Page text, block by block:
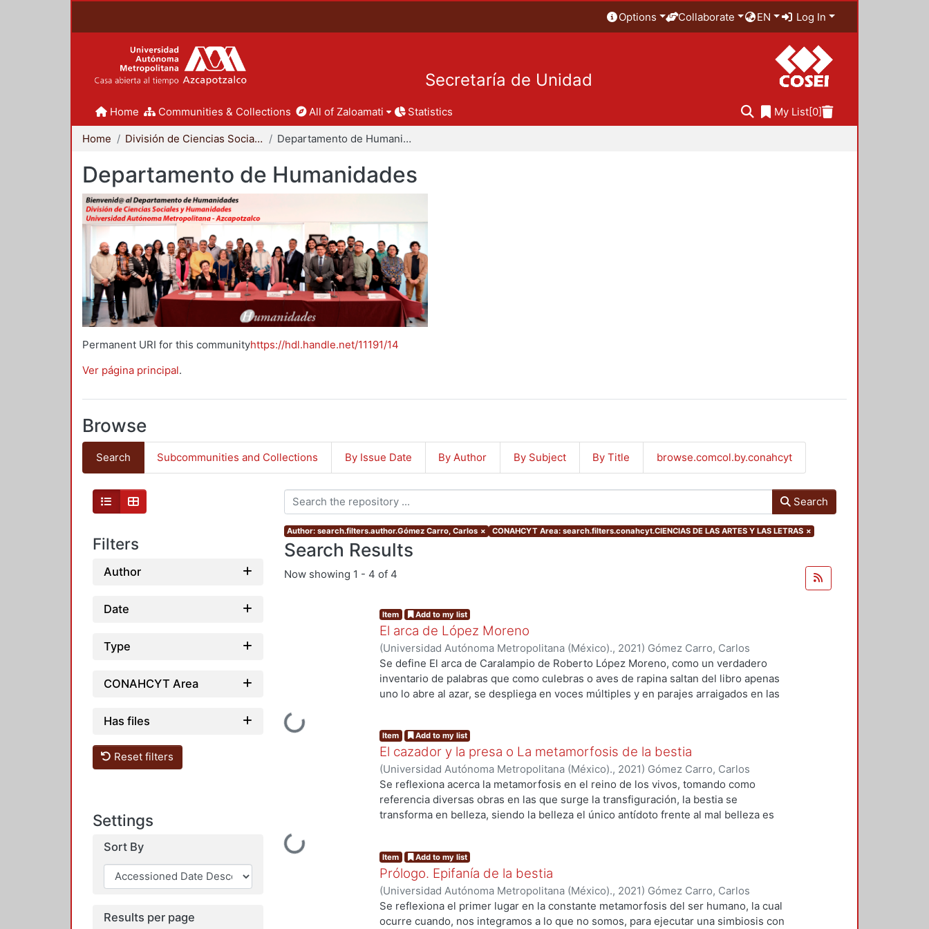
Options Collaborate EN Log In
Secretaría de Unidad
Home Communities & Collections All of Zaloamati Statistics My List[0]
Home División de Ciencias Sociales y Humanidades Departamento de Humanidades
Departamento de Humanidades
Permanent URI for this communityhttps://hdl.handle.net/11191/14
Ver página principal.
Browse
Search Subcommunities and Collections By Issue Date By Author By Subject By Title browse.comcol.by.conahcyt
Filters
Author
Date
Type
CONAHCYT Area
Has files
Reset filters
Settings
Sort By
Results per page
Search
Author: search.filters.author.Gómez Carro, Carlos × CONAHCYT Area: search.filters.conahcyt.CIENCIAS DE LAS ARTES Y LAS LETRAS ×
Search Results
Now showing 1 - 4 of 4
Loading...
Item Add to my list
El arca de López Moreno
(Universidad Autónoma Metropolitana (México)., 2021) Gómez Carro, Carlos
Se define El arca de Caralampio de Roberto López Moreno, como un verdadero
inventario de palabras que como culebras o aves de rapina saltan del libro apenas
uno lo abre al azar, se despliega en voces múltiples y en parajes arraigados en las
arquetípicas y mortales que hacen de la historia un presente perpetuo. Un lugar en
donde la copula y los espejos se multiplican en hombres y bestias y se convierten,
por virtud de una voz que nos llega desde las profundidades de nuestro ser, en la
vindicada multiplicación del fervor de los panes.
Loading...
Item Add to my list
El cazador y la presa o La metamorfosis de la bestia
(Universidad Autónoma Metropolitana (México)., 2021) Gómez Carro, Carlos
Se reflexiona acerca la metamorfosis en el reino de los vivos, tomando como
referencia diversas obras en las que surge la transfiguración, la bestia se
transforma en belleza, siendo la belleza el único antídoto frente al mal belleza es
augura el cielo.
Item Add to my list
Prólogo. Epifanía de la bestia
(Universidad Autónoma Metropolitana (México)., 2021) Gómez Carro, Carlos
Se reflexiona el primer lugar en la constante metamorfosis del ser humano, la cual
ocurre cuando, nos integramos a lo que no somos, para ejecutar una simbiosis con